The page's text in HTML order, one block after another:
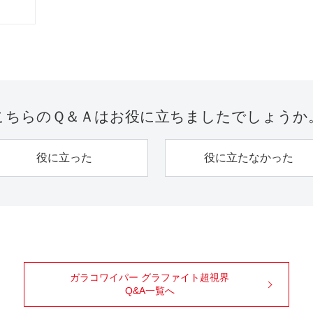
ちらのＱ＆Ａは お役に立ちましたでしょうか
役に立った 役に立たなかった
ガラコワイパー グラファイト超視界
Q&A一覧へ